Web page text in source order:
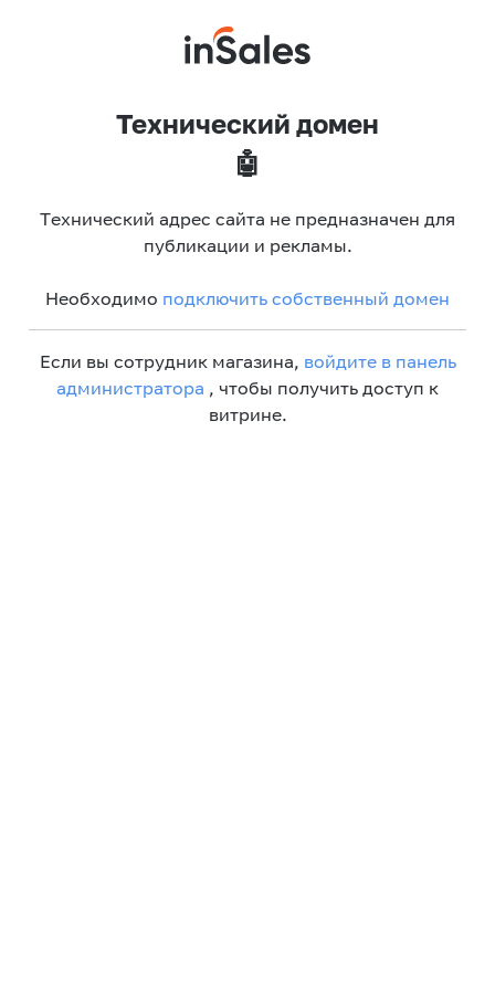
Технический домен
🤖
Технический адрес сайта не предназначен для
публикации и рекламы.
Необходимо подключить собственный домен
Если вы сотрудник магазина, войдите в панель
администратора , чтобы получить доступ к
витрине.